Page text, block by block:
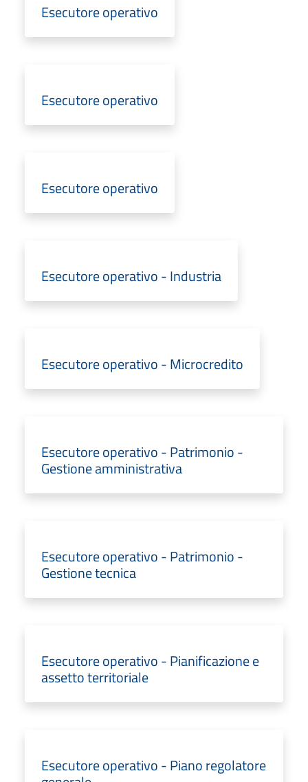
Esecutore operativo
Esecutore operativo
Esecutore operativo
Esecutore operativo - Industria
Esecutore operativo - Microcredito
Esecutore operativo - Patrimonio -
Gestione amministrativa
Esecutore operativo - Patrimonio -
Gestione tecnica
Esecutore operativo - Pianificazione e
assetto territoriale
Esecutore operativo - Piano regolatore